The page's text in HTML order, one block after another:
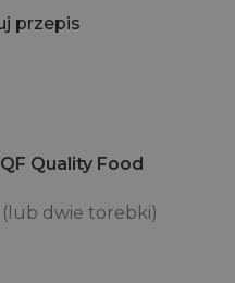
przepis
Quality Food
(lub dwie torebki)